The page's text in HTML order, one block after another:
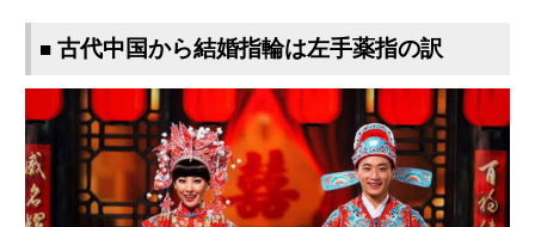
■ 古代中国から結婚指輪は左手薬指の訳